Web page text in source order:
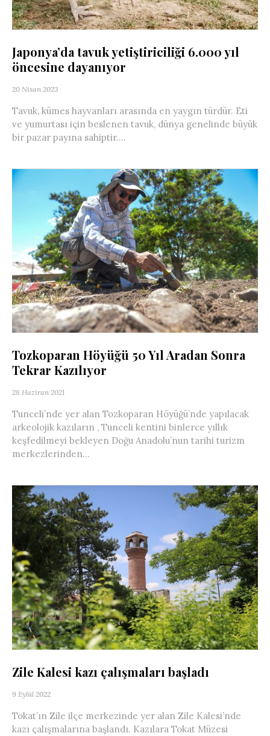
Japonya’da tavuk yetiştiriciliği 6.000 yıl
öncesine dayanıyor
20 Nisan 2023
Tavuk, kümes hayvanları arasında en yaygın türdür. Eti
ve yumurtası için beslenen tavuk, dünya genelinde büyük
bir pazar payına sahiptir....
Tozkoparan Höyüğü 50 Yıl Aradan Sonra
Tekrar Kazılıyor
28 Haziran 2021
Tunceli’nde yer alan Tozkoparan Höyüğü’nde yapılacak
arkeolojik kazıların , Tunceli kentini binlerce yıllık
keşfedilmeyi bekleyen Doğu Anadolu’nun tarihi turizm
merkezlerinden...
Zile Kalesi kazı çalışmaları başladı
9 Eylül 2022
Tokat’ın Zile ilçe merkezinde yer alan Zile Kalesi’nde
kazı çalışmalarına başlandı. Kazılara Tokat Müzesi